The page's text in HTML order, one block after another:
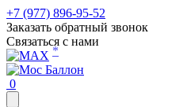
+7 (977) 896-95-52
Заказать обратный звонок
Связаться с нами
*
0